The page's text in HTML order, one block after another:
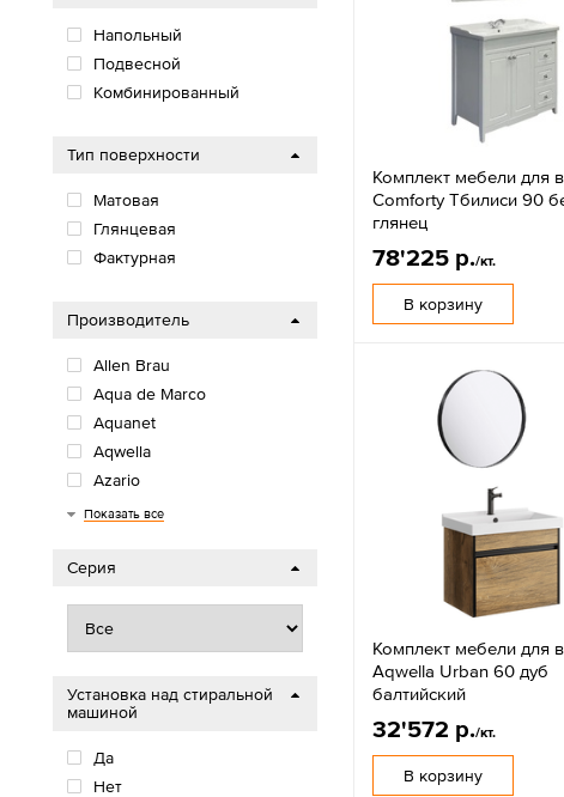
Комплект мебели для
Comforty Тбилиси 90
глянец
78'225 р./кт.
В корзину
Комплект мебели для
Aqwella Urban 60 дуб
балтийский
32'572 р./кт.
В корзину
Напольный
Подвесной
Комбинированный
Тип поверхности
Матовая
Глянцевая
Фактурная
Производитель
Allen Brau
Aqua de Marco
Aquanet
Aqwella
Azario
Cersanit
Diwo
Grossman
Loranto
Onika
Roca
Stworki
Viant
Акватон
Итана
Сomforty
Показать все
Серия
Установка над стиральной
машиной
Да
Нет